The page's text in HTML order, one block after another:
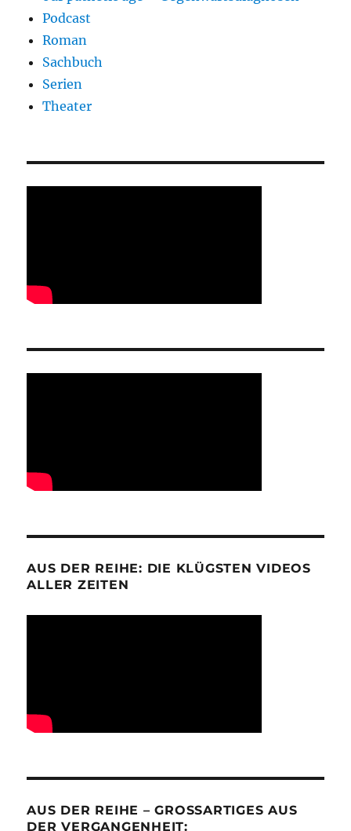
Podcast
Roman
Sachbuch
Serien
Theater
AUS DER REIHE: DIE KLÜGSTEN VIDEOS
ALLER ZEITEN
AUS DER REIHE – GROSSARTIGES AUS D
ER VERGANGENHEIT: